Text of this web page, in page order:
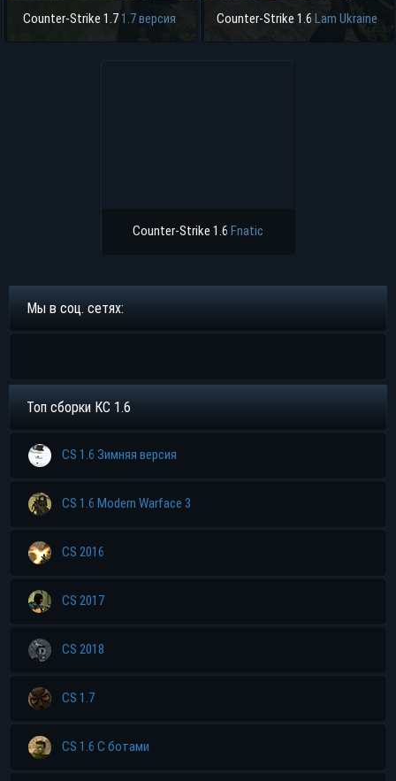
Counter-Strike 1.71.7 версия Counter-Strike 1.6 Lam Ukraine
Counter-Strike 1.6 Fnatic
Мы в соц. сетях:
Топ сборки КС 1.6
CS 1.6 Зимняя версия
CS 1.6 Modern Warface 3
CS 2016
CS 2017
CS 2018
CS 1.7
CS 1.6 С ботами